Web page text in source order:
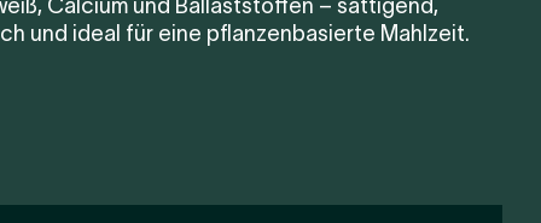
Calcium und Ballaststoffen – sättigend,
und ideal für eine pflanzenbasierte Mahlzeit.